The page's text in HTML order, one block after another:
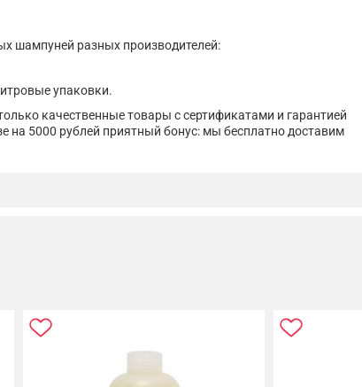
шампуней разных производителей:
упаковки.
качественные товары с сертификатами и гарантией
на 5000 рублей приятный бонус: мы бесплатно доставим